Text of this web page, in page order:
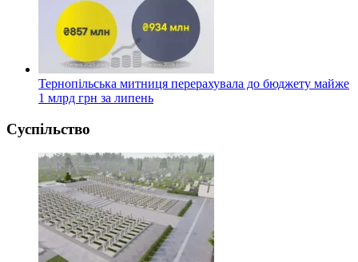
Тернопільська митниця перерахувала до бюджету майже
1 млрд грн за липень
Суспільство